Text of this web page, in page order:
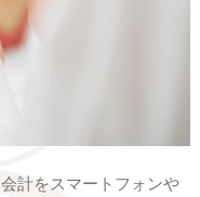
計をスマートフォンや